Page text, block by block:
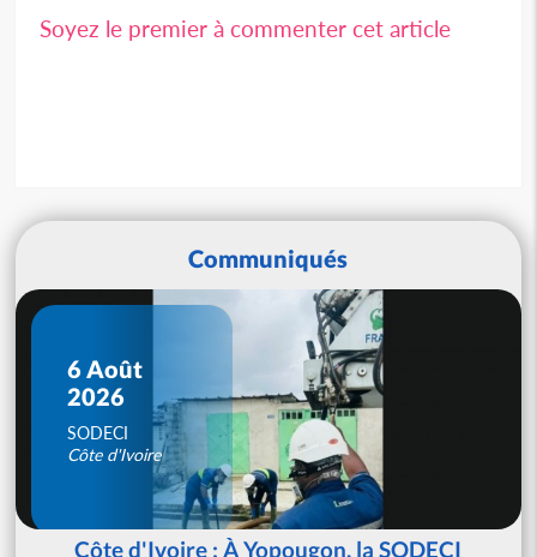
Soyez le premier à commenter cet article
Communiqués
6 Août
2026
SODECI
Côte d'Ivoire
Côte d'Ivoire : À Yopougon, la SODECI